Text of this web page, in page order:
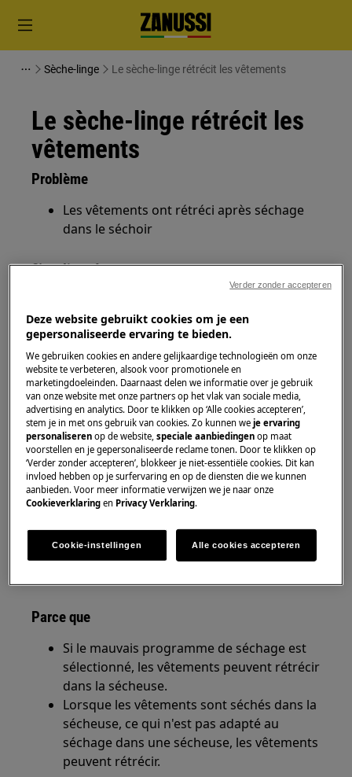
Sèche-linge Le sèche-linge rétrécit les vêtements
Le sèche-linge rétrécit les
vêtements
Problème
Les vêtements ont rétréci après séchage
dans le séchoir
S'applique à
Solution
Vérifiez avec l'étiquette de lavage dans les
vêtements si le programme de séchage
correct a été sélectionné.
Utilisez l'étiquette de lavage dans les
vêtements pour vérifier si les vêtements
peuvent être séchés dans une sécheuse.
Veuillez contacter notre service après-
vente pour un rendez-vous.
Si les suggestions ci-dessus n'ont pas résolu le
problème, nous vous recommandons de
Parce que
Si le mauvais programme de séchage est
sélectionné, les vêtements peuvent rétrécir
dans la sécheuse.
Lorsque les vêtements sont séchés dans la
sécheuse, ce qui n'est pas adapté au
séchage dans une sécheuse, les vêtements
peuvent rétrécir.
Deze website gebruikt cookies om je een
gepersonaliseerde ervaring te bieden.
We gebruiken cookies en andere gelijkaardige technologieën om onze
website te verbeteren, alsook voor promotionele en
marketingdoeleinden. Daarnaast delen we informatie over je gebruik
van onze website met onze partners op het vlak van sociale media,
advertising en analytics. Door te klikken op ‘Alle cookies accepteren’,
stem je in met ons gebruik van cookies. Zo kunnen weje ervaring
personaliseren op de website,speciale aanbiedingen op maat
voorstellen en je gepersonaliseerde reclame tonen. Door te klikken op
‘Verder zonder accepteren’, blokkeer je niet-essentiële cookies. Dit kan
invloed hebben op je surfervaring en op de diensten die we kunnen
aanbieden. Voor meer informatie verwijzen we je naar onze
Cookieverklaring en Privacy Verklaring.
Cookie-instellingen Alle cookies accepteren
Verder zonder accepteren